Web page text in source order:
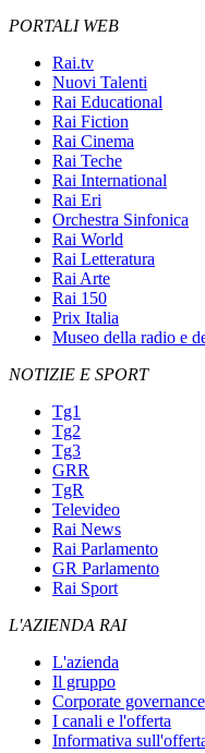
PORTALI WEB
Rai.tv
Nuovi Talenti
Rai Educational
Rai Fiction
Rai Cinema
Rai Teche
Rai International
Rai Eri
Orchestra Sinfonica
Rai World
Rai Letteratura
Rai Arte
Rai 150
Prix Italia
Museo della radio e
NOTIZIE E SPORT
Tg1
Tg2
Tg3
GRR
TgR
Televideo
Rai News
Rai Parlamento
GR Parlamento
Rai Sport
L'AZIENDA RAI
L'azienda
Il gruppo
Corporate governance
I canali e l'offerta
Informativa